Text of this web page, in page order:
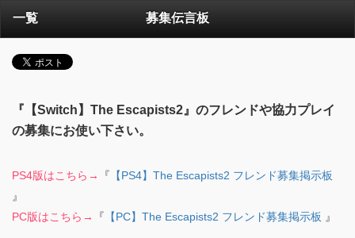
一覧 募集伝言板
『【Switch】The Escapists2』のフレンドや協力プレイ
の募集にお使い下さい。
PS4版はこちら→ 『 【PS4】The Escapists2 フレンド募集掲示板
』
PC版はこちら→
『 【PC】The Escapists2 フレンド募集掲示板 』